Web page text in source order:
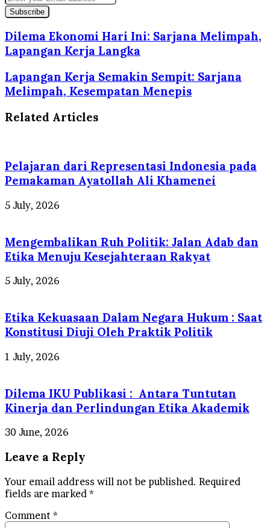
your
Email
address
Dilema Ekonomi Hari Ini: Sarjana Melimpah,
Lapangan Kerja Langka
Lapangan Kerja Semakin Sempit: Sarjana
Melimpah, Kesempatan Menepis
Related Articles
Pelajaran dari Representasi Indonesia pada
Pemakaman Ayatollah Ali Khamenei
5 July, 2026
Mengembalikan Ruh Politik: Jalan Adab dan
Etika Menuju Kesejahteraan Rakyat
5 July, 2026
Etika Kekuasaan Dalam Negara Hukum : Saat
Konstitusi Diuji Oleh Praktik Politik
1 July, 2026
Dilema IKU Publikasi : Antara Tuntutan
Kinerja dan Perlindungan Etika Akademik
30 June, 2026
Leave a Reply
Your email address will not be published. Required
fields are marked *
Comment *